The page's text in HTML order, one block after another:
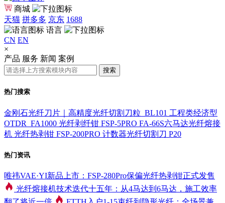
商城
天猫 拼多多 京东 1688
语言
CN EN
×
产品 服务 新闻 案例
搜索
热门搜索
金刚石光纤刀片｜高精度光纤切割刀粒_BL101 工程类经济型
OTDR_FA1000 光纤剥纤钳 FSP-5PRO FA-66S六马达光纤熔接
机 光纤热剥钳 FSP-200PRO 计数器光纤切割刀 P20
热门资讯
唯祎VAE·YI新品上市：FSP-280Pro保偏光纤热剥钳正式发售
光纤熔接机技术迭代十五年：从4马达到6马达，施工效率